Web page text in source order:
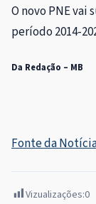
O novo PNE
período 2014-
Da Redação – MB
Fonte da
Vizualizações:0